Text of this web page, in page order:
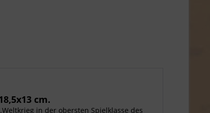
cm.
in der obersten Spielklasse des